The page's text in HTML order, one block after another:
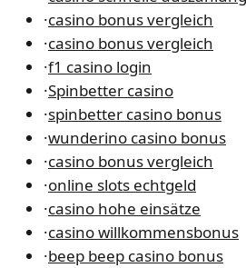
·casino bonus vergleich
·casino bonus vergleich
·f1 casino login
·Spinbetter casino
·spinbetter casino bonus
·wunderino casino bonus
·casino bonus vergleich
·online slots echtgeld
·casino hohe einsätze
·casino willkommensbonus
·beep beep casino bonus